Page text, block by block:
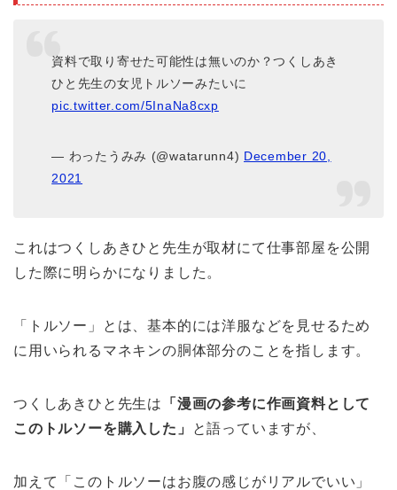
資料で取り寄せた可能性は無いのか？つくしあき
ひと先生の女児トルソーみたいに
pic.twitter.com/5InaNa8cxp
— わったうみみ (@watarunn4) December 20,
2021
これはつくしあきひと先生が取材にて仕事部屋を公開
した際に明らかになりました。
「トルソー」とは、基本的には洋服などを見せるため
に用いられるマネキンの胴体部分のことを指します。
つくしあきひと先生は
「漫画の参考に作画資料として
このトルソーを購入した」
と語っていますが、
加えて「このトルソーはお腹の感じがリアルでいい」